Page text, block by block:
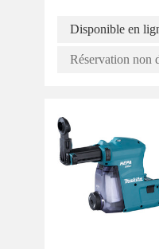
Disponible en
Réservation non